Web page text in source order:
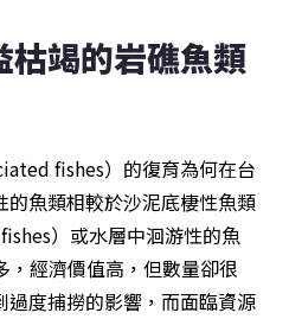
枯竭的岩礁魚類
fishes）的復育為何在台
魚類相較於沙泥底棲性魚類
）或水層中洄游性的魚
，經濟價值高，但數量卻很
度捕撈的影響，而面臨資源